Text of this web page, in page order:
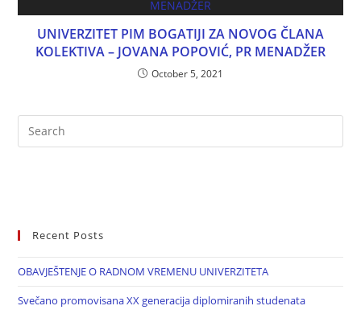
UNIVERZITET PIM BOGATIJI ZA NOVOG ČLANA
KOLEKTIVA – JOVANA POPOVIĆ, PR MENADŽER
October 5, 2021
Recent Posts
OBAVJEŠTENJE O RADNOM VREMENU UNIVERZITETA
Svečano promovisana XX generacija diplomiranih studenata